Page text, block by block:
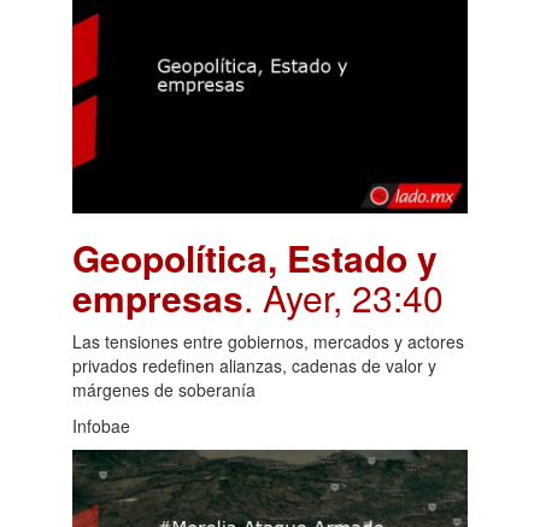
Geopolítica, Estado y
empresas. Ayer, 23:40
Las tensiones entre gobiernos, mercados y actores
privados redefinen alianzas, cadenas de valor y
márgenes de soberanía
Infobae